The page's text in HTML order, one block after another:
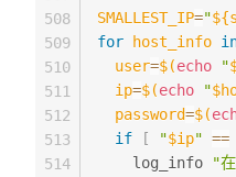
SMALLEST_IP="
for
host_info
user=$(echo "
ip=$(echo "
password=$(
if
[ "$ip" ==
    log_info
"在
508
509
510
511
512
513
514